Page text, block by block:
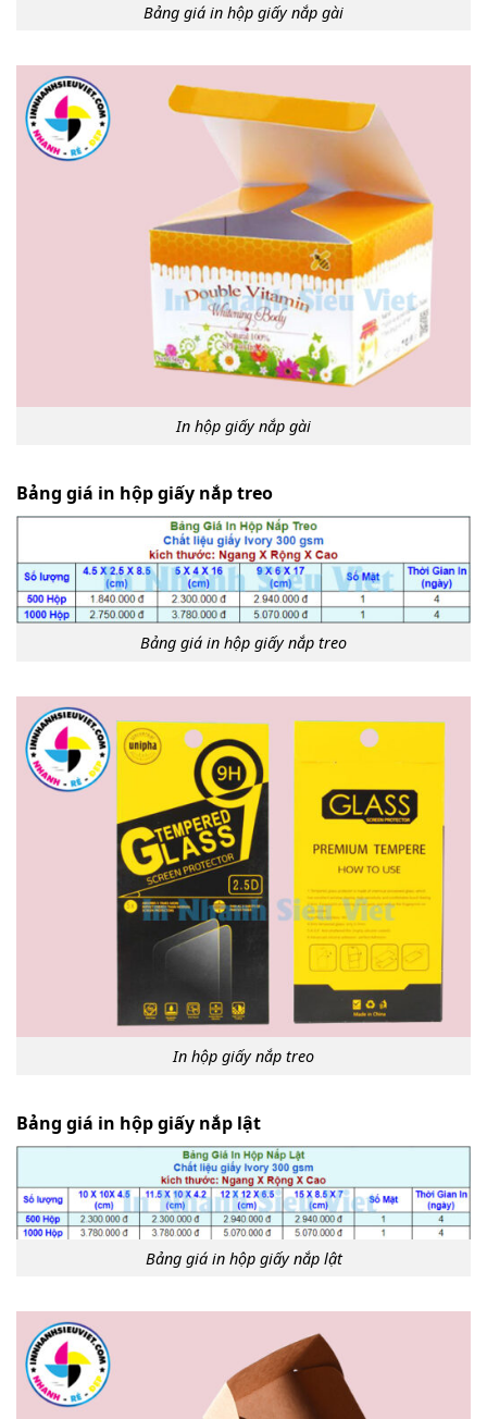
Bảng giá in hộp giấy nắp gài
In hộp giấy nắp gài
Bảng giá in hộp giấy nắp treo
Bảng giá in hộp giấy nắp treo
In hộp giấy nắp treo
Bảng giá in hộp giấy nắp lật
Bảng giá in hộp giấy nắp lật